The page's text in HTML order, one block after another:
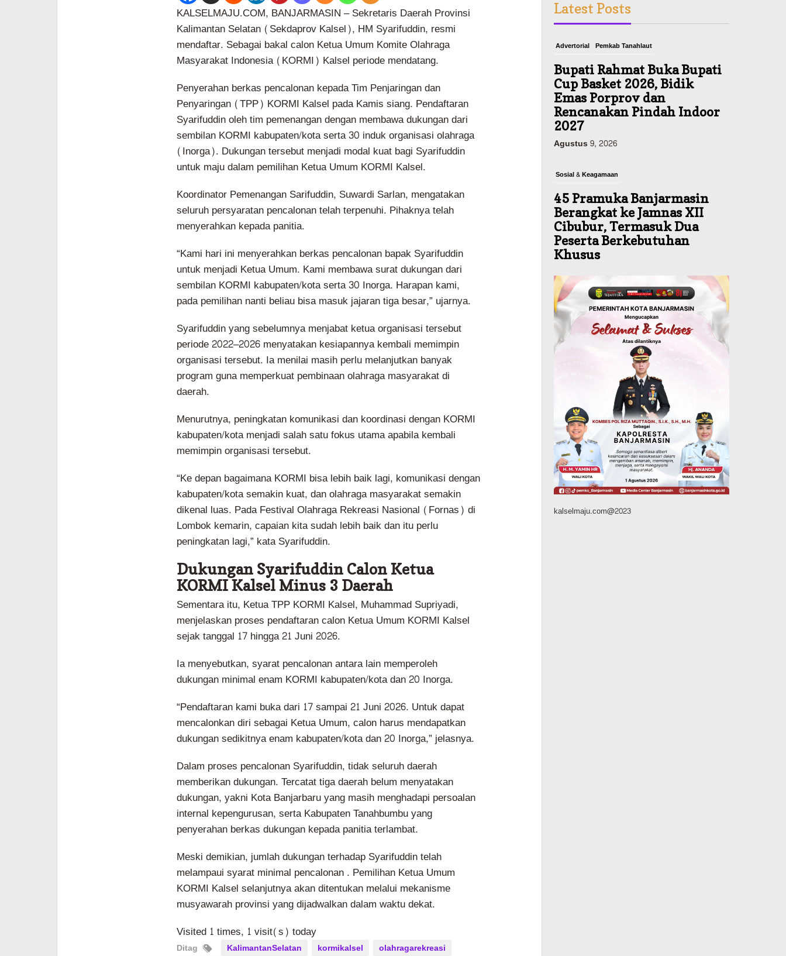
KALSELMAJU.COM, BANJARMASIN – Sekretaris Daerah Provinsi
Kalimantan Selatan (Sekdaprov Kalsel), HM Syarifuddin, resmi
mendaftar. Sebagai bakal calon Ketua Umum Komite Olahraga
Masyarakat Indonesia (KORMI) Kalsel periode mendatang.
Penyerahan berkas pencalonan kepada Tim Penjaringan dan
Penyaringan (TPP) KORMI Kalsel pada Kamis siang. Pendaftaran
Syarifuddin oleh tim pemenangan dengan membawa dukungan dari
sembilan KORMI kabupaten/kota serta 30 induk organisasi olahraga
(Inorga). Dukungan tersebut menjadi modal kuat bagi Syarifuddin
untuk maju dalam pemilihan Ketua Umum KORMI Kalsel.
Koordinator Pemenangan Sarifuddin, Suwardi Sarlan, mengatakan
seluruh persyaratan pencalonan telah terpenuhi. Pihaknya telah
menyerahkan kepada panitia.
“Kami hari ini menyerahkan berkas pencalonan bapak Syarifuddin
untuk menjadi Ketua Umum. Kami membawa surat dukungan dari
sembilan KORMI kabupaten/kota serta 30 Inorga. Harapan kami,
pada pemilihan nanti beliau bisa masuk jajaran tiga besar,” ujarnya.
Syarifuddin yang sebelumnya menjabat ketua organisasi tersebut
periode 2022–2026 menyatakan kesiapannya kembali memimpin
organisasi tersebut. Ia menilai masih perlu melanjutkan banyak
program guna memperkuat pembinaan olahraga masyarakat di
daerah.
Menurutnya, peningkatan komunikasi dan koordinasi dengan KORMI
kabupaten/kota menjadi salah satu fokus utama apabila kembali
memimpin organisasi tersebut.
“Ke depan bagaimana KORMI bisa lebih baik lagi, komunikasi dengan
kabupaten/kota semakin kuat, dan olahraga masyarakat semakin
dikenal luas. Pada Festival Olahraga Rekreasi Nasional (Fornas) di
Lombok kemarin, capaian kita sudah lebih baik dan itu perlu
peningkatan lagi,” kata Syarifuddin.
Dukungan Syarifuddin Calon Ketua
KORMI Kalsel Minus 3 Daerah
Sementara itu, Ketua TPP KORMI Kalsel, Muhammad Supriyadi,
menjelaskan proses pendaftaran calon Ketua Umum KORMI Kalsel
sejak tanggal 17 hingga 21 Juni 2026.
Ia menyebutkan, syarat pencalonan antara lain memperoleh
dukungan minimal enam KORMI kabupaten/kota dan 20 Inorga.
“Pendaftaran kami buka dari 17 sampai 21 Juni 2026. Untuk dapat
mencalonkan diri sebagai Ketua Umum, calon harus mendapatkan
dukungan sedikitnya enam kabupaten/kota dan 20 Inorga,” jelasnya.
Dalam proses pencalonan Syarifuddin, tidak seluruh daerah
memberikan dukungan. Tercatat tiga daerah belum menyatakan
dukungan, yakni Kota Banjarbaru yang masih menghadapi persoalan
internal kepengurusan, serta Kabupaten Tanahbumbu yang
penyerahan berkas dukungan kepada panitia terlambat.
Meski demikian, jumlah dukungan terhadap Syarifuddin telah
melampaui syarat minimal pencalonan . Pemilihan Ketua Umum
KORMI Kalsel selanjutnya akan ditentukan melalui mekanisme
musyawarah provinsi yang dijadwalkan dalam waktu dekat.
Visited 1 times, 1 visit(s) today
Ditag KalimantanSelatan kormikalsel
olahragarekreasi
Latest Posts
Advertorial Pemkab Tanahlaut
Bupati Rahmat Buka Bupati
Cup Basket 2026, Bidik
Emas Porprov dan
Rencanakan Pindah Indoor
2027
Agustus 9, 2026
Sosial & Keagamaan
45 Pramuka Banjarmasin
Berangkat ke Jamnas XII
Cibubur, Termasuk Dua
Peserta Berkebutuhan
Khusus
Agustus 9, 2026
Budaya & Pariwisata
Bunda PAUD Banjarmasin
Ajak Anak Belajar Sambil
Lihat Satwa, Jelajah Literasi
di Taman Jahri Saleh
Agustus 9, 2026
Advertorial Pemkab Balangan
28 Pelajar Halong Balangan
Jalani Latihan Intensif
Paskibraka, Ditempa TNI-
Polri Sambut HUT ke-81 RI
kalselmaju.com@2023